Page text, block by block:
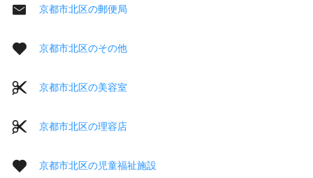
京都市北区の郵便局
京都市北区のその他
京都市北区の美容室
京都市北区の理容店
京都市北区の児童福祉施設